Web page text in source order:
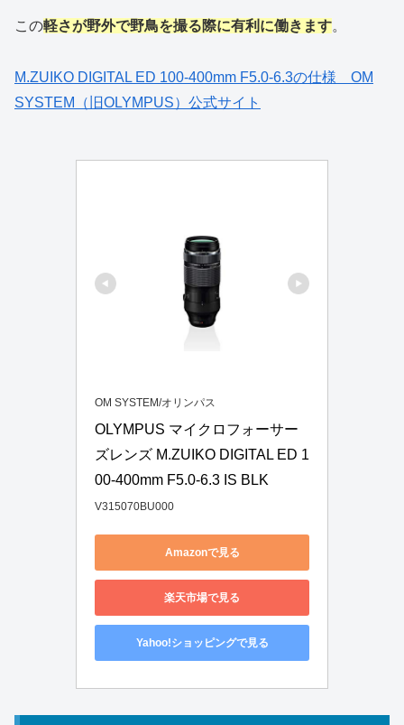
この軽さが野外で野鳥を撮る際に有利に働きます。
M.ZUIKO DIGITAL ED 100-400mm F5.0-6.3の仕様 OM
SYSTEM（旧OLYMPUS）公式サイト
OM SYSTEM/オリンパス
OLYMPUS マイクロフォーサー
ズレンズ M.ZUIKO DIGITAL ED 1
00-400mm F5.0-6.3 IS BLK
V315070BU000
Amazonで見る
楽天市場で見る
Yahoo!ショッピングで見る